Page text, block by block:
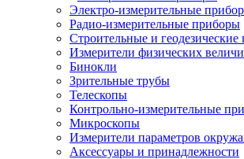
Электро-измерительные
Радио-измерительные приборы
Строительные и
Измерители физических
Бинокли
Зрительные трубы
Телескопы
Контрольно-измерительные
Микроскопы
Измерители параметров
Аксессуары и принадлежности